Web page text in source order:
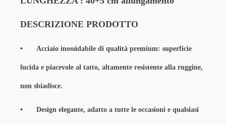
DESCRIZIONE PRODOTTO
• Acciaio inossidabile di qualità premium: superficie
lucida e piacevole al tatto, altamente resistente alla ruggine,
non sbiadisce.
• Design elegante, adatto a tutte le occasioni e qualsiasi